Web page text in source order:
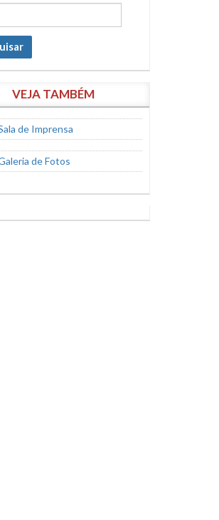
VEJA TAMBÉM
de Imprensa
de Fotos